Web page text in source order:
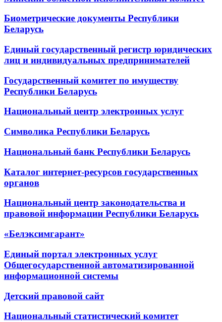
Биометрические документы Республики
Беларусь
Единый государственный регистр юридических
лиц и индивидуальных предпринимателей
Государственный комитет по имуществу
Республики Беларусь
Национальный центр электронных услуг
Символика Республики Беларусь
Национальный банк Республики Беларусь
Каталог интернет-ресурсов государственных
органов
Национальный центр законодательства и
правовой информации Республики Беларусь
«Белэксимгарант»
Единый портал электронных услуг
Общегосударственной автоматизированной
информационной системы
Детский правовой сайт
Национальный статистический комитет